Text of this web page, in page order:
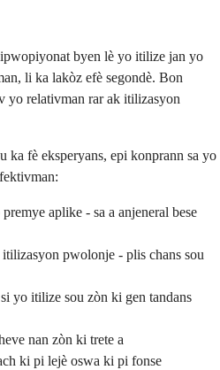
byen lè yo itilize jan yo
li ka lakòz efè segondè. Bon
yo relativman rar ak itilizasyon
ka fè eksperyans, epi konprann sa yo
aplike - sa a anjeneral bese
pwolonje - plis chans sou
yo itilize sou zòn ki gen tandans
nan zòn ki trete a
ki pi lejè oswa ki pi fonse